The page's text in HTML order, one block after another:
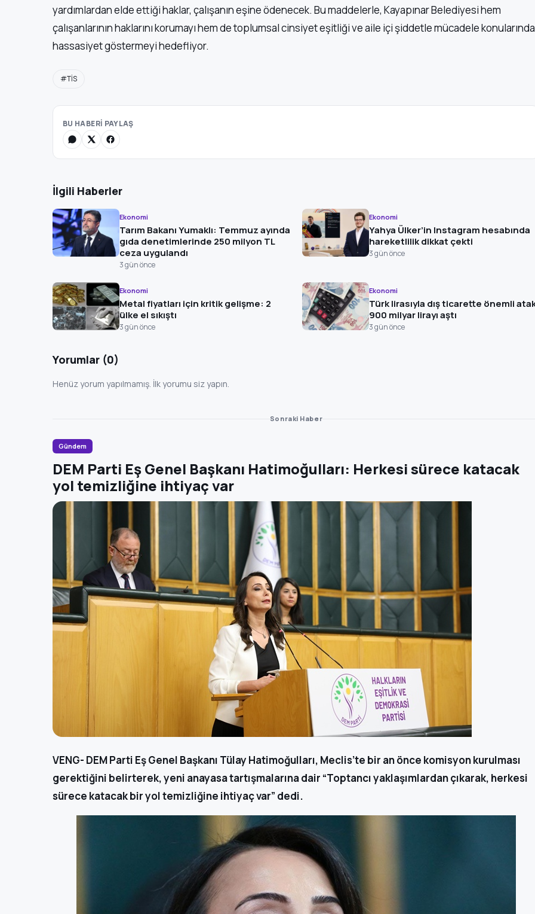
yardımlardan elde ettiği haklar, çalışanın eşine ödenecek. Bu maddelerle, Kayapınar Belediyesi hem
çalışanlarının haklarını korumayı hem de toplumsal cinsiyet eşitliği ve aile içi şiddetle mücadele konularında
hassasiyet göstermeyi hedefliyor.
#TİS
BU HABERİ PAYLAŞ
İlgili Haberler
Ekonomi
Tarım Bakanı Yumaklı: Temmuz ayında
gıda denetimlerinde 250 milyon TL
ceza uygulandı
3 gün önce
Ekonomi
Yahya Ülker’in Instagram hesabında
hareketlilik dikkat çekti
3 gün önce
Ekonomi
Metal fiyatları için kritik gelişme: 2
ülke el sıkıştı
3 gün önce
Ekonomi
Türk lirasıyla dış ticarette önemli
900 milyar lirayı aştı
3 gün önce
Yorumlar (0)
Henüz yorum yapılmamış. İlk yorumu siz yapın.
Sonraki Haber
Gündem
DEM Parti Eş Genel Başkanı Hatimoğulları: Herkesi sürece katacak
yol temizliğine ihtiyaç var
VENG- DEM Parti Eş Genel Başkanı Tülay Hatimoğulları, Meclis’te bir an önce komisyon kurulması
gerektiğini belirterek, yeni anayasa tartışmalarına dair “Toptancı yaklaşımlardan çıkarak, herkesi
sürece katacak bir yol temizliğine ihtiyaç var” dedi.